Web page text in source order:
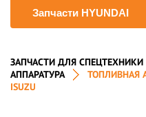
Запчасти HYUNDAI
ЗАПЧАСТИ ДЛЯ СПЕЦТЕХНИКИ
АППАРАТУРА
ТОПЛИВНАЯ
ISUZU